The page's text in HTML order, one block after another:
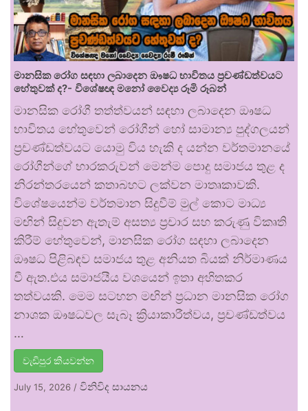
මානසික රෝග සඳහා ලබාදෙන ඖෂධ භාවිතය ප්‍රචණ්ඩත්වයට
හේතුවක් ද?- විශේෂඥ මනෝ වෛද්‍ය රූමි රූබන්
මානසික රෝගී තත්ත්වයන් සඳහා ලබාදෙන ඖෂධ
භාවිතය හේතුවෙන් රෝගීන් හෝ සාමාන්‍ය පුද්ගලයන්
ප්‍රචණ්ඩත්වයට යොමු විය හැකි ද යන්න වර්තමානයේ
රෝගීන්ගේ භාරකරුවන් මෙන්ම පොදු සමාජය තුළ ද
නිරන්තරයෙන් කතාබහට ලක්වන මාතෘකාවකි.
විශේෂයෙන්ම වර්තමාන සිදුවීම් මුල් කොට මාධ්‍ය
මඟින් සිදුවන ඇතැම් අසත්‍ය ප්‍රචාර සහ කරුණු විකෘති
කිරීම් හේතුවෙන්, මානසික රෝග සඳහා ලබාදෙන
ඖෂධ පිළිබඳව සමාජය තුළ අනියත බියක් නිර්මාණය
වී ඇත.එය සමාජයීය වශයෙන් ඉතා අහිතකර
තත්වයකි. මෙම සටහන මඟින් ප්‍රධාන මානසික රෝග
නාශක ඖෂධවල සැබෑ ක්‍රියාකාරීත්වය, ප්‍රචණ්ඩත්වය
…
වැඩිපුර කියවන්න
July 15, 2026 / විනිවිද සායනය